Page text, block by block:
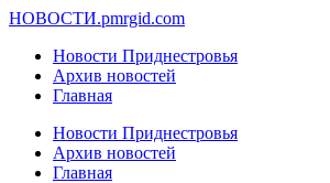
НОВОСТИ.pmrgid.com
Новости Приднестровья
Архив новостей
Главная
Новости Приднестровья
Архив новостей
Главная